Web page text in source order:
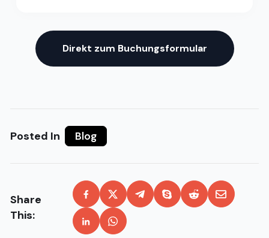
Direkt zum Buchungsformular
Posted In Blog
Share
This: